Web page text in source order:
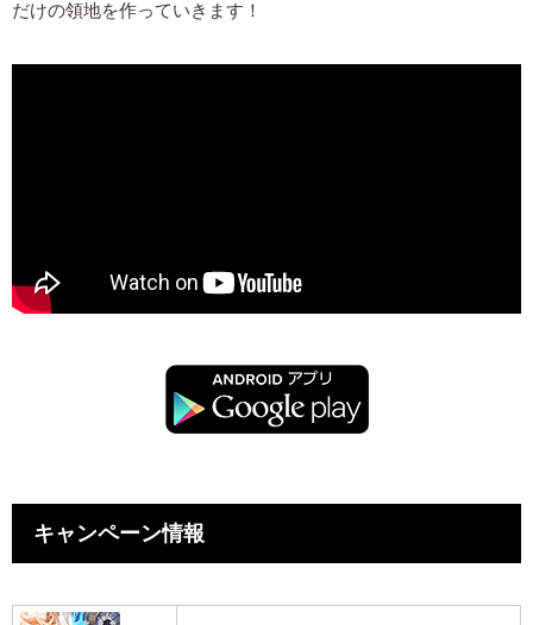
だけの領地を作っていきます！
キャンペーン情報